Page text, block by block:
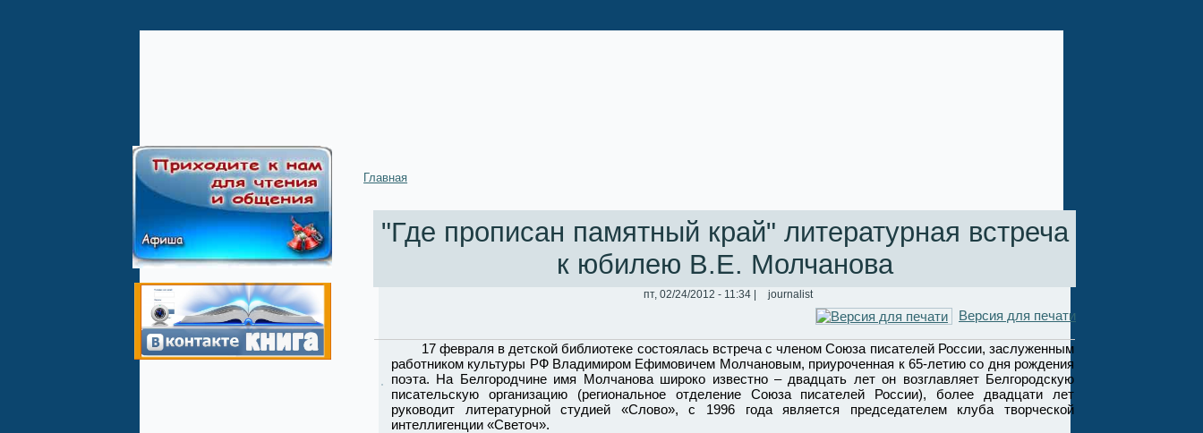
Главная
"Где прописан памятный край" литературная встреча
к юбилею В.Е. Молчанова
пт, 02/24/2012 - 11:34 | journalist
Версия для печати
17 февраля в детской библиотеке состоялась встреча с членом Союза писателей России, заслуженным
работником культуры РФ Владимиром Ефимовичем Молчановым, приуроченная к 65-летию со дня рождения
поэта. На Белгородчине имя Молчанова широко известно – двадцать лет он возглавляет Белгородскую
писательскую организацию (региональное отделение Союза писателей России), более двадцати лет
руководит литературной студией «Слово», с 1996 года является председателем клуба творческой
интеллигенции «Светоч».